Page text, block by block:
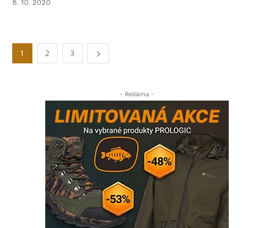
8. 10. 2020
1 2 3
- Reklama -